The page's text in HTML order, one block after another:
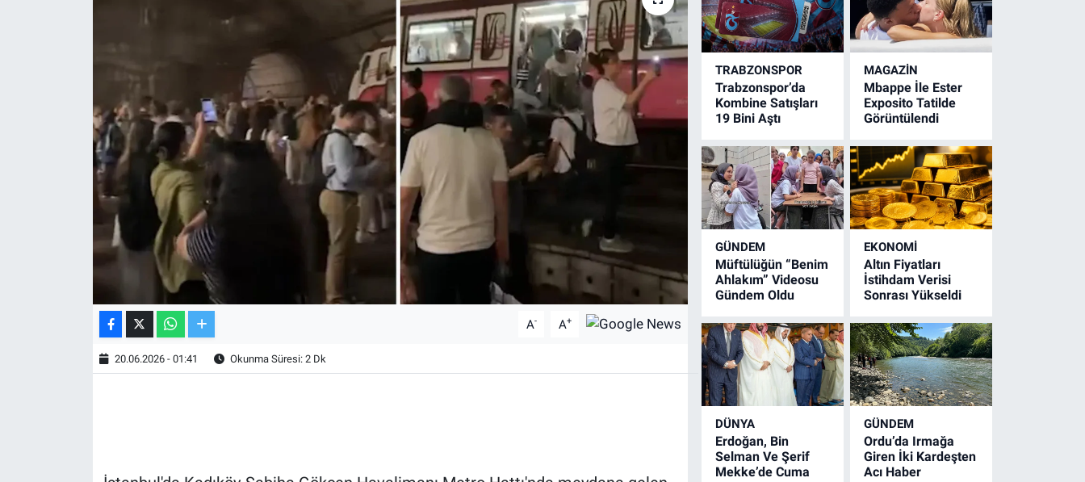
A- A+
20.06.2026 - 01:41 Okunma Süresi: 2 Dk
TRABZONSPOR
Trabzonspor’da
Kombine Satışları
19 Bini Aştı
MAGAZİN
Mbappe İle Ester
Exposito Tatilde
Görüntülendi
GÜNDEM
Müftülüğün “Benim
Ahlakım” Videosu
Gündem Oldu
EKONOMİ
Altın Fiyatları
İstihdam Verisi
Sonrası Yükseldi
DÜNYA
Erdoğan, Bin
Selman Ve Şerif
Mekke’de Cuma
GÜNDEM
Ordu’da Irmağa
Giren İki Kardeşten
Acı Haber
TV VE SİNEMA
BASKETBOL
KÜLTÜR SANAT
EKONOMİ